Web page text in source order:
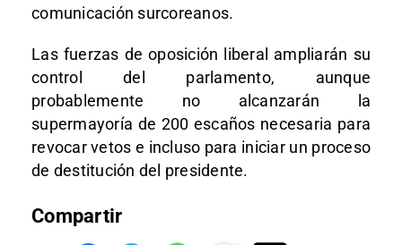
comunicación surcoreanos.
Las fuerzas de oposición liberal ampliarán su
control del parlamento, aunque
probablemente no alcanzarán la
supermayoría de 200 escaños necesaria para
revocar vetos e incluso para iniciar un proceso
de destitución del presidente.
Compartir